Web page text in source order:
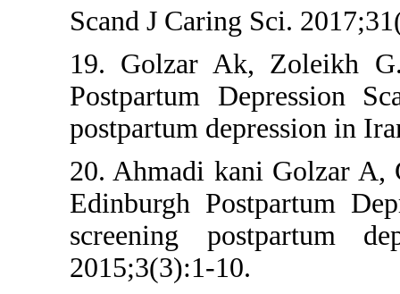
Scand J
19. Golzar
Postpartum
postpartum
20. Ahmadi
Edinburgh
screening
2015;3(3):1-